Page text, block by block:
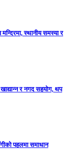
स्थानीय समस्या र
खाद्यान्न र नगद सहयोग, थप
पहलमा समाधान